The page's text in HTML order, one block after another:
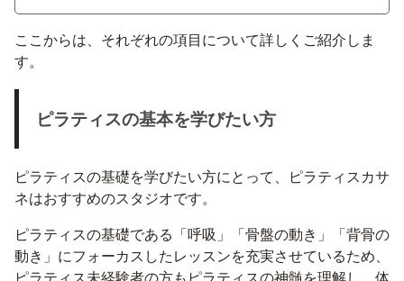
ここからは、それぞれの項目について詳しくご紹介しま
す。
ピラティスの基本を学びたい方
ピラティスの基礎を学びたい方にとって、ピラティスカサ
ネはおすすめのスタジオです。
ピラティスの基礎である「呼吸」「骨盤の動き」「背骨の
動き」にフォーカスしたレッスンを充実させているため、